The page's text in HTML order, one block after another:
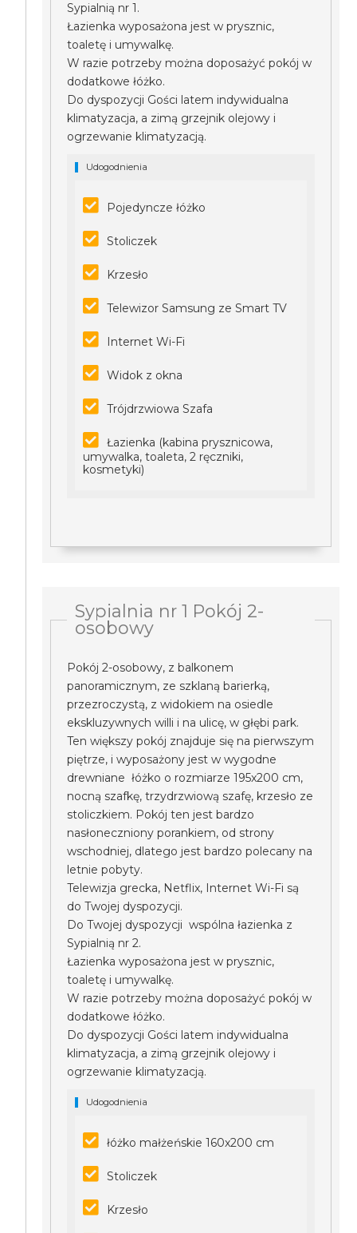
Sypialnią nr 1.
Łazienka wyposażona jest w prysznic,
toaletę i umywalkę.
W razie potrzeby można doposażyć pokój w
dodatkowe łóżko.
Do dyspozycji Gości latem indywidualna
klimatyzacja, a zimą grzejnik olejowy i
ogrzewanie klimatyzacją.
Udogodnienia
Pojedyncze łóżko
Stoliczek
Krzesło
Telewizor Samsung ze Smart TV
Internet Wi-Fi
Widok z okna
Trójdrzwiowa Szafa
Łazienka (kabina prysznicowa,
umywalka, toaleta, 2 ręczniki,
kosmetyki)
Sypialnia nr 1 Pokój 2-
osobowy
Pokój 2-osobowy, z balkonem
panoramicznym, ze szklaną barierką,
przezroczystą, z widokiem na osiedle
ekskluzywnych willi i na ulicę, w głębi park.
Ten większy pokój znajduje się na pierwszym
piętrze, i wyposażony jest w wygodne
drewniane łóżko o rozmiarze 195x200 cm,
nocną szafkę, trzydrzwiową szafę, krzesło ze
stoliczkiem. Pokój ten jest bardzo
nasłoneczniony porankiem, od strony
wschodniej, dlatego jest bardzo polecany na
letnie pobyty.
Telewizja grecka, Netflix, Internet Wi-Fi są
do Twojej dyspozycji.
Do Twojej dyspozycji wspólna łazienka z
Sypialnią nr 2.
Łazienka wyposażona jest w prysznic,
toaletę i umywalkę.
W razie potrzeby można doposażyć pokój w
dodatkowe łóżko.
Do dyspozycji Gości latem indywidualna
klimatyzacja, a zimą grzejnik olejowy i
ogrzewanie klimatyzacją.
Udogodnienia
łóżko małżeńskie 160x200 cm
Stoliczek
Krzesło